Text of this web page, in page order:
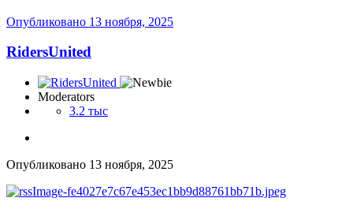
Опубликовано 13 ноября, 2025
RidersUnited
Moderators
3.2 тыс
Опубликовано 13 ноября, 2025